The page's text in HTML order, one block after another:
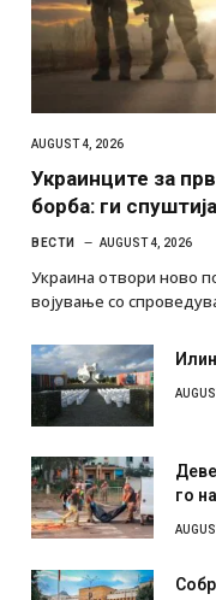
AUGUST 4, 2026
Украинците за
борба: ги
AUGUST 4, 2026
Украина отвори ново
војување со
го